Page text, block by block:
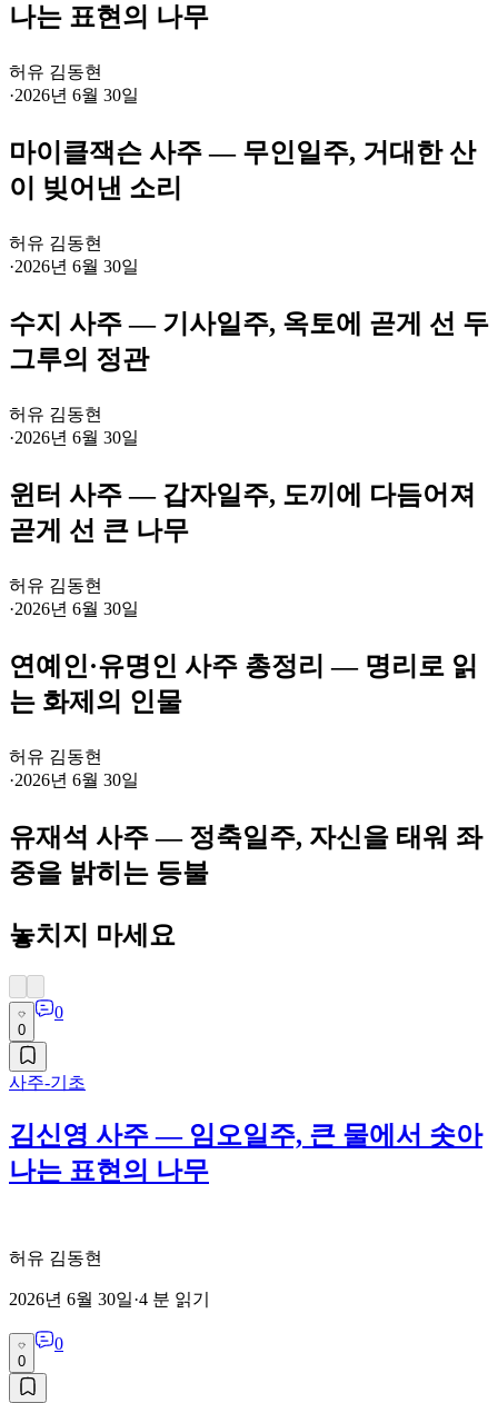
나는 표현의 나무
허유 김동현
·2026년 6월 30일
마이클잭슨 사주 — 무인일주, 거대한 산
이 빚어낸 소리
허유 김동현
·2026년 6월 30일
수지 사주 — 기사일주, 옥토에 곧게 선 두
그루의 정관
허유 김동현
·2026년 6월 30일
윈터 사주 — 갑자일주, 도끼에 다듬어져
곧게 선 큰 나무
허유 김동현
·2026년 6월 30일
연예인·유명인 사주 총정리 — 명리로 읽
는 화제의 인물
허유 김동현
·2026년 6월 30일
유재석 사주 — 정축일주, 자신을 태워 좌
중을 밝히는 등불
놓치지 마세요
0
0
사주-기초
김신영 사주 — 임오일주, 큰 물에서 솟아
나는 표현의 나무
허유 김동현
2026년 6월 30일·4 분 읽기
0
0